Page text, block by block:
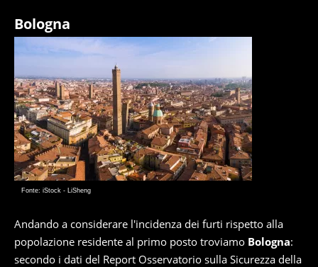
Bologna
Fonte: iStock - LiSheng
Andando a considerare l'incidenza dei furti rispetto alla
popolazione residente al primo posto troviamo Bologna:
secondo i dati del Report Osservatorio sulla Sicurezza della